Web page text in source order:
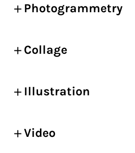
Photogrammetry
Collage
Illustration
Video